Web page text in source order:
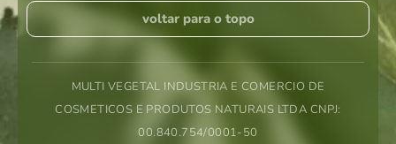
voltar para o topo
MULTI VEGETAL INDUSTRIA E COMERCIO DE
COSMETICOS E PRODUTOS NATURAIS LTDA CNPJ:
00.840.754/0001-50